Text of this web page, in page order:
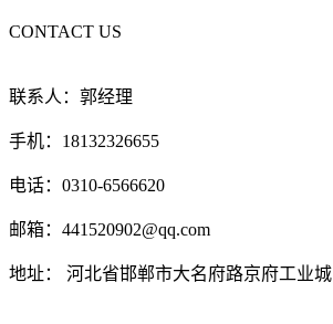
CONTACT US
联系人：郭经理
手机：18132326655
电话：0310-6566620
邮箱：441520902@qq.com
地址： 河北省邯郸市大名府路京府工业城